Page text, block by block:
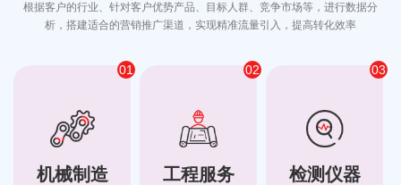
根据客户的行业、针对客户优势产品、目标人群、竞争市场等，进行数据分
析，搭建适合的营销推广渠道，实现精准流量引入，提高转化效率
01
机械制造
02
工程服务
03
检测仪器